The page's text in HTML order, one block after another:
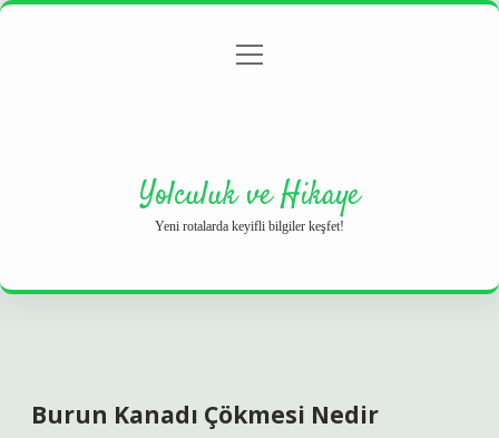
Gizlilik Politikası
menüyü
Yolculuk ve Hikaye
Yeni rotalarda keyifli bilgiler keşfet!
Burun Kanadı Çökmesi Nedir